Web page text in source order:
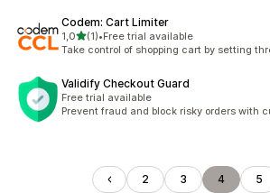
Codem: Cart Limiter
1,0/ 5 tähteä
(1)
1 arvostelua yhteensä
•Free trial available
Take control of shopping cart by setting
Validify Checkout Guard
Free trial available
Prevent fraud and block risky orders with
2 3 4 5